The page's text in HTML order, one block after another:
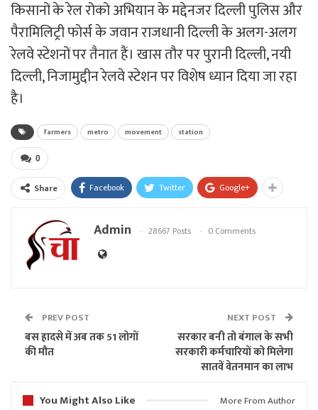
किसानों के रेल रोको अभियान के मद्देनजर दिल्ली पुलिस और
पैरामिलिट्री फोर्स के जवान राजधानी दिल्ली के अलग-अलग
रेलवे स्टेशनों पर तैनात हैं। खास तौर पर पुरानी दिल्ली, नयी
दिल्ली, निजामुद्दीन रेलवे स्टेशन पर विशेष ध्यान दिया जा रहा
है।
farmers metro movement station
0
Share Facebook Twitter Google+
Admin 28667 Posts 0 Comments
PREV POST
बस हादसे में अब तक 51 लोगों
की मौत
NEXT POST
सरकार बनी तो बंगाल के सभी
सरकारी कर्मचारियों को मिलेगा
सातवें वेतनमान का लाभ
You Might Also Like
More From Author